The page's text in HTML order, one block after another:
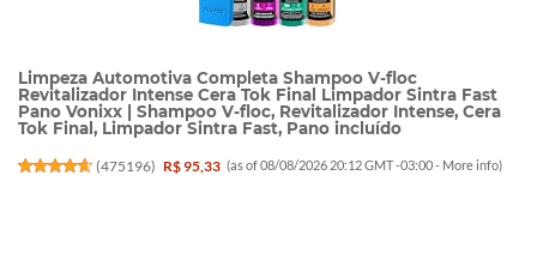
Limpeza Automotiva Completa Shampoo V-floc
Revitalizador Intense Cera Tok Final Limpador Sintra Fast
Pano Vonixx | Shampoo V-floc, Revitalizador Intense, Cera
Tok Final, Limpador Sintra Fast, Pano incluído
(475196) R$ 95,33 (as of 08/08/2026 20:12 GMT -03:00 - More info)